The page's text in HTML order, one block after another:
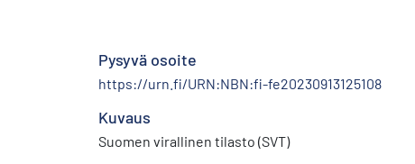
Pysyvä osoite
https://urn.fi/URN:NBN:fi-fe20230913125108
Kuvaus
Suomen virallinen tilasto (SVT)